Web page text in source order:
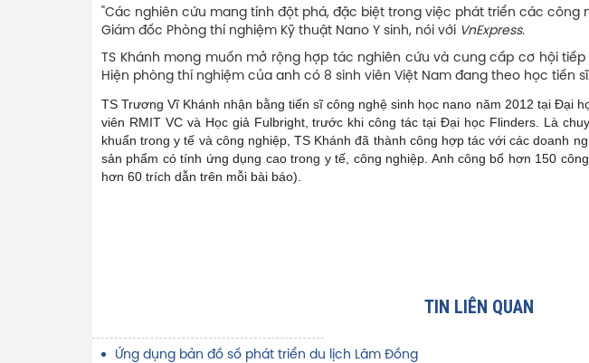
"Các nghiên cứu mang tính đột phá, đặc biệt trong việc phát triển các công
Giám đốc Phòng thí nghiệm Kỹ thuật Nano Y sinh, nói với VnExpress.
TS Khánh mong muốn mở rộng hợp tác nghiên cứu và cung cấp cơ hội
Hiện phòng thí nghiệm của anh có 8 sinh viên Việt Nam đang theo học tiến
TS Trương Vĩ Khánh nhận bằng tiến sĩ công nghệ sinh học nano năm 2012 tại Đại
viên RMIT VC và Học giả Fulbright, trước khi công tác tại Đại học Flinders. Là
khuẩn trong y tế và công nghiệp, TS Khánh đã thành công hợp tác với các doanh
sản phẩm có tính ứng dụng cao trong y tế, công nghiệp. Anh công bố hơn 150
hơn 60 trích dẫn trên mỗi bài báo).
TIN LIÊN QUAN
Ứng dụng bản đồ số phát triển du lịch Lâm Đồng